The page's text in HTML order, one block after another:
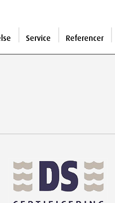
Service Referencer